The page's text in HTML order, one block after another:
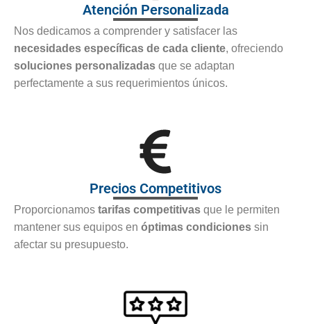
Atención Personalizada
Nos dedicamos a comprender y satisfacer las
necesidades específicas de cada cliente, ofreciendo
soluciones personalizadas que se adaptan
perfectamente a sus requerimientos únicos.
Precios Competitivos
Proporcionamos tarifas competitivas que le permiten
mantener sus equipos en óptimas condiciones sin
afectar su presupuesto.